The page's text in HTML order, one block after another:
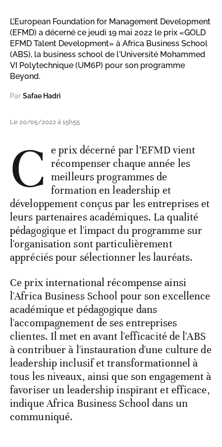
L’European Foundation for Management Development
(EFMD) a décerné ce jeudi 19 mai 2022 le prix «GOLD
EFMD Talent Development» à Africa Business School
(ABS), la business school de l'Université Mohammed
VI Polytechnique (UM6P) pour son programme
Beyond.
Par Safae Hadri
Le 20/05/2022 à 15h55
C e prix décerné par l’EFMD vient
récompenser chaque année les
meilleurs programmes de
formation en leadership et
développement conçus par les entreprises et
leurs partenaires académiques. La qualité
pédagogique et l'impact du programme sur
l'organisation sont particulièrement
appréciés pour sélectionner les lauréats.
Ce prix international récompense ainsi
l'Africa Business School pour son excellence
académique et pédagogique dans
l'accompagnement de ses entreprises
clientes. Il met en avant l'efficacité de l'ABS
à contribuer à l'instauration d'une culture de
leadership inclusif et transformationnel à
tous les niveaux, ainsi que son engagement à
favoriser un leadership inspirant et efficace,
indique Africa Business School dans un
communiqué.